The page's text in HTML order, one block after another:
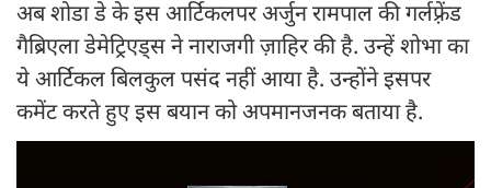
अब शोडा डे के इस आर्टिकलपर अर्जुन रामपाल की गर्लफ़्रेंड
गैब्रिएला डेमेट्रिएड्स ने नाराजगी ज़ाहिर की है. उन्हें शोभा का
ये आर्टिकल बिलकुल पसंद नहीं आया है. उन्होंने इसपर
कमेंट करते हुए इस बयान को अपमानजनक बताया है.